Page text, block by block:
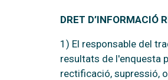
DRET D’INFORMACIÓ
1) El responsable del
resultats de l'enquesta
rectificació, supressió,